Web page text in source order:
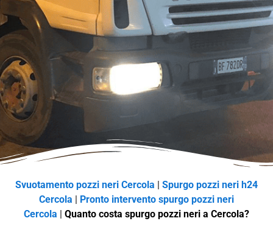
Svuotamento pozzi neri Cercola | Spurgo pozzi neri h24
Cercola | Pronto intervento spurgo pozzi neri
Cercola | Quanto costa spurgo pozzi neri a Cercola?